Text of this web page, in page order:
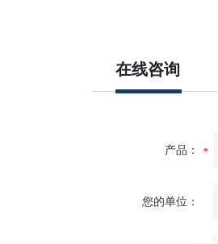
在线咨询
产品：
您的单位：